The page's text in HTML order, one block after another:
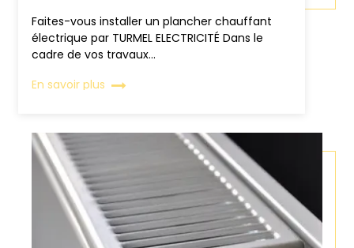
Faites-vous installer un plancher chauffant
électrique par TURMEL ELECTRICITÉ Dans le
cadre de vos travaux...
En savoir plus